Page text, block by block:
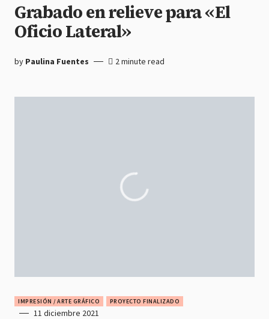
Grabado en relieve para «El
Oficio Lateral»
by Paulina Fuentes 2 minute read
IMPRESIÓN / ARTE GRÁFICO PROYECTO FINALIZADO
11 diciembre 2021